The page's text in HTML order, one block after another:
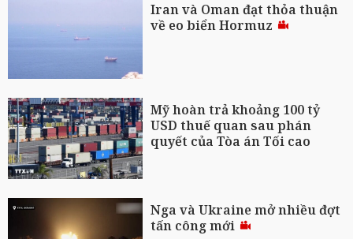
Iran và Oman đạt thỏa thuận
về eo biển Hormuz
Mỹ hoàn trả khoảng 100 tỷ
USD thuế quan sau phán
quyết của Tòa án Tối cao
Nga và Ukraine mở nhiều đợt
tấn công mới